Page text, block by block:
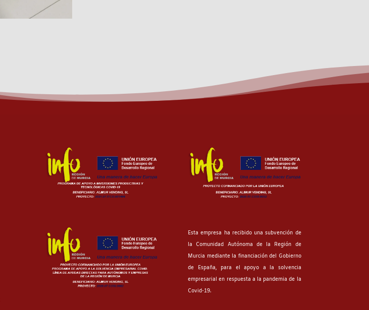
Esta empresa ha recibido una subvención de
la Comunidad Autónoma de la Región de
Murcia mediante la financiación del Gobierno
de España, para el apoyo a la solvencia
empresarial en respuesta a la pandemia de la
Covid-19.